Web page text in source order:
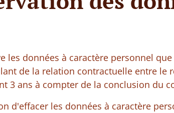
les données à caractère personnel
de la relation contractuelle entre le
3 ans à compter de la conclusion du
d'effacer les données à caractère